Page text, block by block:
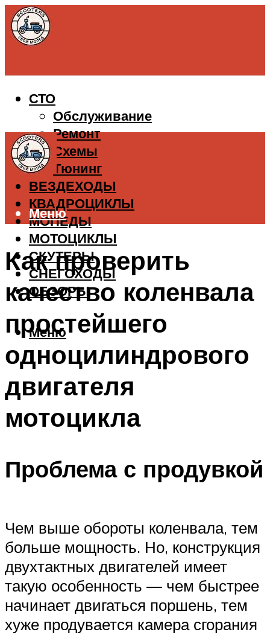
СТО
Обслуживание
Ремонт
Схемы
Тюнинг
ВЕЗДЕХОДЫ
КВАДРОЦИКЛЫ
МОПЕДЫ
МОТОЦИКЛЫ
СКУТЕРЫ
СНЕГОХОДЫ
ОБЗОРЫ
Меню
Меню
Как проверить
качество коленвала
простейшего
одноцилиндрового
двигателя
мотоцикла
Проблема с продувкой
Чем выше обороты коленвала, тем
больше мощность. Но, конструкция
двухтактных двигателей имеет
такую особенность — чем быстрее
начинает двигаться поршень, тем
хуже продувается камера сгорания